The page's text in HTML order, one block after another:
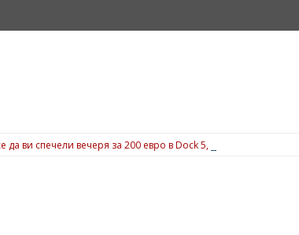
ви спечели вечеря за 200 евро в Dock 5, вижте подробности